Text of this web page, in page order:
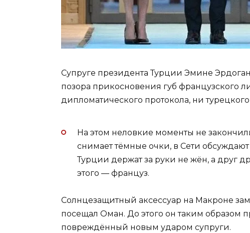
Супруге президента Турции Эмине
позора прикосновения губ французского
дипломатического протокола, ни
На этом неловкие моменты не
снимает тёмные очки, в Сети
Турции держат за руки не жён, а друг
этого — француз.
Солнцезащитный аксессуар на Макроне
посещал Оман. До этого он таким образом
повреждённый новым ударом супруги.